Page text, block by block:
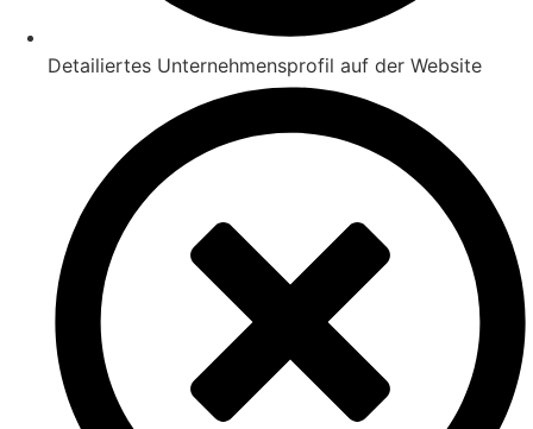
Detailiertes Unternehmensprofil auf der Website